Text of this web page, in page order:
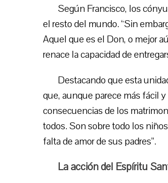
Según Francisco, los
el resto del mundo. “Sin
Aquel que es el Don, o mejor
renace la capacidad de
Destacando que esta
que, aunque parece más fácil
consecuencias de los
todos. Son sobre todo los
falta de amor de sus padres”.
La acción del Espíritu